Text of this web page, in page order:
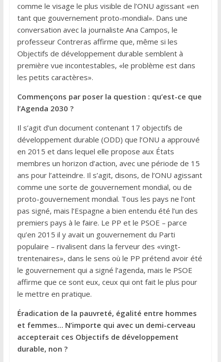
comme le visage le plus visible de l’ONU agissant «en
tant que gouvernement proto-mondial». Dans une
conversation avec la journaliste Ana Campos, le
professeur Contreras affirme que, même si les
Objectifs de développement durable semblent à
première vue incontestables, «le problème est dans
les petits caractères».
Commençons par poser la question : qu’est-ce que
l’Agenda 2030 ?
Il s’agit d’un document contenant 17 objectifs de
développement durable (ODD) que l’ONU a approuvé
en 2015 et dans lequel elle propose aux États
membres un horizon d’action, avec une période de 15
ans pour l’atteindre. Il s’agit, disons, de l’ONU agissant
comme une sorte de gouvernement mondial, ou de
proto-gouvernement mondial. Tous les pays ne l’ont
pas signé, mais l’Espagne a bien entendu été l’un des
premiers pays à le faire. Le PP et le PSOE – parce
qu’en 2015 il y avait un gouvernement du Parti
populaire – rivalisent dans la ferveur des «vingt-
trentenaires», dans le sens où le PP prétend avoir été
le gouvernement qui a signé l’agenda, mais le PSOE
affirme que ce sont eux, ceux qui ont fait le plus pour
le mettre en pratique.
Éradication de la pauvreté, égalité entre hommes
et femmes… N’importe qui avec un demi-cerveau
accepterait ces Objectifs de développement
durable, non ?